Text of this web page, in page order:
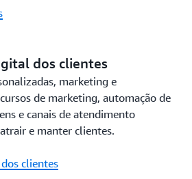
dos clientes
marketing e
de marketing, automação de
e canais de atendimento
e manter clientes.
clientes